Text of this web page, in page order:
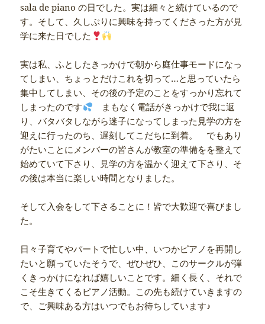
sala de piano の日でした。実は細々と続けているので
す。そして、久しぶりに興味を持ってくださった方が見
学に来た日でした
実は私、ふとしたきっかけで朝から庭仕事モードになっ
てしまい、ちょっとだけこれを切って…と思っていたら
集中してしまい、その後の予定のことをすっかり忘れて
しまったのです
まもなく電話がきっかけで我に返
り、バタバタしながら迷子になってしまった見学の方を
迎えに行ったのち、遅刻してこだちに到着。 でもあり
がたいことにメンバーの皆さんが教室の準備をを整えて
始めていて下さり、見学の方を温かく迎えて下さり、そ
の後は本当に楽しい時間となりました。
そして入会をして下さることに！皆で大歓迎で喜びまし
た。
日々子育てやパートで忙しい中、いつかピアノを再開し
たいと願っていたそうで、ぜひぜひ、このサークルが弾
くきっかけになれば嬉しいことです。細く長く、それで
こそ生きてくるピアノ活動。この先も続けていきますの
で、ご興味ある方はいつでもお待ちしています♪